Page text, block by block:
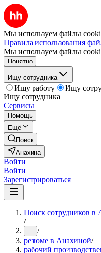
Мы используем файлы
Правила использования
Мы используем файлы
Понятно
Ищу сотрудника
Ищу работу
Ищу
Ищу сотрудника
Сервисы
Помощь
Ещё
Поиск
Анахина
Войти
Войти
Зарегистрироваться
Поиск сотрудников в
/
... /
резюме в Анахиной/
рабочий